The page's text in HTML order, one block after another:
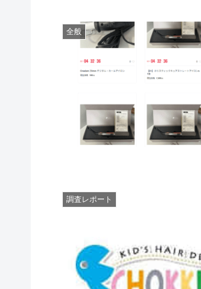
全般
調査レポート